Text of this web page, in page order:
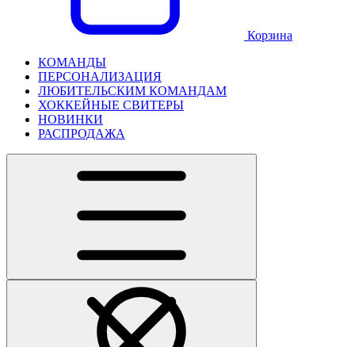
Корзина
КОМАНДЫ
ПЕРСОНАЛИЗАЦИЯ
ЛЮБИТЕЛЬСКИМ КОМАНДАМ
ХОККЕЙНЫЕ СВИТЕРЫ
НОВИНКИ
РАСПРОДАЖА